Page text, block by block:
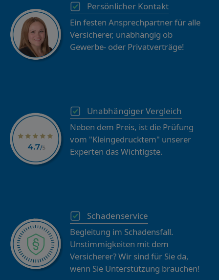
Persönlicher Kontakt
Ein festen Ansprechpartner für alle
Versicherer, unabhängig ob
Gewerbe- oder Privatverträge!
Unabhängiger Vergleich
Neben dem Preis, ist die Prüfung
vom "Kleingedrucktem" unserer
Experten das Wichtigste.
Schadenservice
Begleitung im Schadensfall.
Unstimmigkeiten mit dem
Versicherer? Wir sind für Sie da,
wenn Sie Unterstützung brauchen!